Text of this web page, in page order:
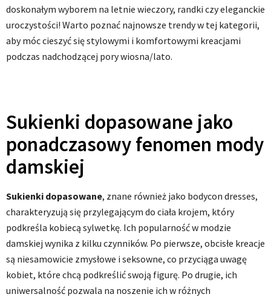
doskonałym wyborem na letnie wieczory, randki czy eleganckie
uroczystości! Warto poznać najnowsze trendy w tej kategorii,
aby móc cieszyć się stylowymi i komfortowymi kreacjami
podczas nadchodzącej pory wiosna/lato.
Sukienki dopasowane jako
ponadczasowy fenomen mody
damskiej
Sukienki dopasowane, znane również jako bodycon dresses,
charakteryzują się przylegającym do ciała krojem, który
podkreśla kobiecą sylwetkę. Ich popularność w modzie
damskiej wynika z kilku czynników. Po pierwsze, obcisłe kreacje
są niesamowicie zmysłowe i seksowne, co przyciąga uwagę
kobiet, które chcą podkreślić swoją figurę. Po drugie, ich
uniwersalność pozwala na noszenie ich w różnych